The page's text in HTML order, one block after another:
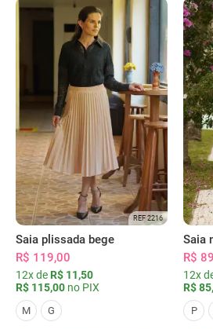
REF 2216
Saia plissada bege
R$ 119,00
12x de R$ 11,50
R$ 115,00 no PIX
M G
R$
12x
R$
P